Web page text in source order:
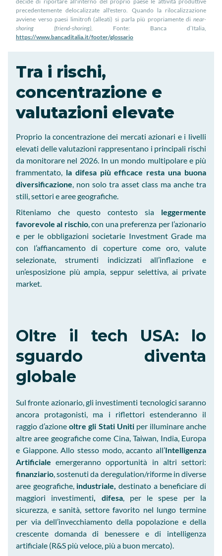
precedentemente delocalizzate all'estero. Quando la rilocalizzazione
avviene verso paesi limitrofi (alleati) si parla più propriamente di near-
shoring (friend-shoring), Fonte: Banca d’Italia,
https://www.bancaditalia.it/footer/glossario
​​​​​​​Tra i rischi,
concentrazione e
valutazioni elevate
Proprio la concentrazione dei mercati azionari e i livelli
elevati delle valutazioni rappresentano i principali rischi
da monitorare nel 2026. In un mondo multipolare e più
frammentato, la difesa più efficace resta una buona
diversificazione, non solo tra asset class ma anche tra
stili, settori e aree geografiche.
Riteniamo che questo contesto sia leggermente
favorevole al rischio, con una preferenza per l’azionario
e per le obbligazioni societarie Investment Grade ma
con l’affiancamento di coperture come oro, valute
selezionate, strumenti indicizzati all’inflazione e
un’esposizione più ampia, seppur selettiva, ai private
market.
Oltre il tech USA: lo
sguardo diventa
globale
Sul fronte azionario, gli investimenti tecnologici saranno
ancora protagonisti, ma i riflettori estenderanno il
raggio d’azioneoltre gli Stati Uniti per illuminare anche
altre aree geografiche come Cina, Taiwan, India, Europa
e Giappone. Allo stesso modo, accanto all’Intelligenza
Artificiale emergeranno opportunità in altri settori:
finanziario, sostenuti da deregulation/riforme in diverse
aree geografiche, industriale, destinato a beneficiare di
maggiori investimenti, difesa, per le spese per la
sicurezza, e sanità, settore favorito nel lungo termine
per via dell’invecchiamento della popolazione e della
crescente domanda di benessere e di intelligenza
artificiale (R&S più veloce, più a buon mercato).